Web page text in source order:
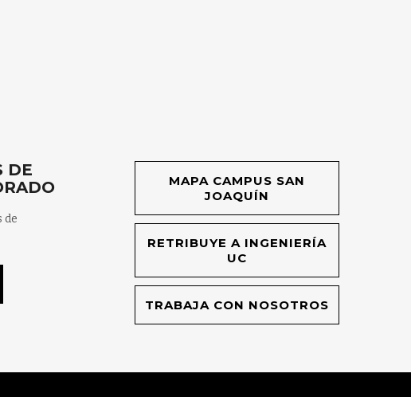
DE
de
MAPA CAMPUS SAN
JOAQUÍN
RETRIBUYE A INGENIERÍA
UC
TRABAJA CON NOSOTROS